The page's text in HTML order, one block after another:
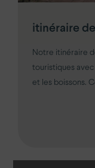
itinéraire
Notre itinéraire
touristiques avec
et les boissons.